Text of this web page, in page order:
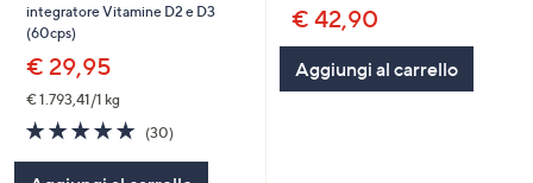
integratore Vitamine D2 e D3
(60cps)
€ 29,95
€ 1.793,41/1 kg
4.7
of
5
(30)
€ 42,90
Aggiungi al carrello